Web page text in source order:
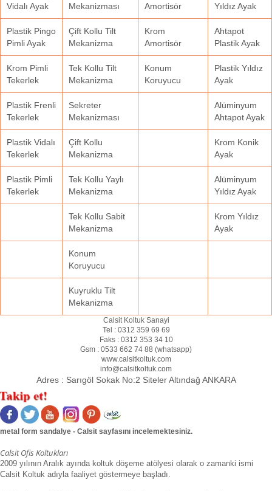
Vidalı Ayak
Mekanizması
Amortisör
Yıldız Ayak
Plastik Pingo
Pimli Ayak
Çift Kollu Tilt
Mekanizma
Krom
Amortisör
Ahtapot
Plastik Ayak
Krom Pimli
Tekerlek
Tek Kollu Tilt
Mekanizma
Konum
Koruyucu
Plastik Yıldız
Ayak
Plastik Frenli
Tekerlek
Sekreter
Mekanizması
Alüminyum
Ahtapot Ayak
Plastik Vidalı
Tekerlek
Çift Kollu
Mekanizma
Krom Konik
Ayak
Plastik Pimli
Tekerlek
Tek Kollu Yaylı
Mekanizma
Alüminyum
Yıldız Ayak
Tek Kollu Sabit
Mekanizma
Krom Yıldız
Ayak
Konum
Koruyucu
Kuyruklu Tilt
Mekanizma
Calsit Koltuk Sanayi
Tel : 0312 359 69 69
Faks : 0312 353 34 10
Gsm : 0533 662 74 88 (whatsapp)
www.calsitkoltuk.com
info@calsitkoltuk.com
Adres : Sarıgöl Sokak No:2 Siteler Altındağ ANKARA
metal form sandalye - Calsit sayfasını incelemektesiniz.
Calsit Ofis Koltukları
2009 yılının Aralık ayında koltuk döşeme atölyesi olarak o zamanki ismi
Calsit Koltuk adıyla faaliyet göstermeye başladı.